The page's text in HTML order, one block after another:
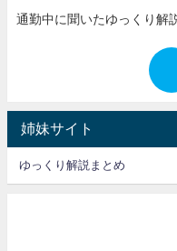
通勤中に聞いたゆっくり解
姉妹サイト
ゆっくり解説まとめ